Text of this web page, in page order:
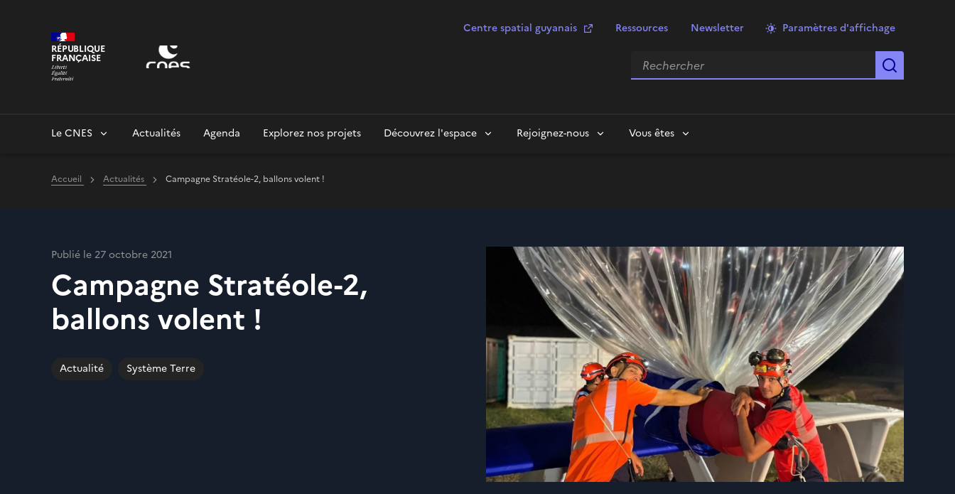
RÉPUBLIQUE
FRANÇAISE
Centre spatial guyanais Ressources Newsletter Paramètres d'affichage
Rechercher
Le CNES Actualités Agenda Explorez nos projets Découvrez l'espace Rejoignez-nous Vous êtes
Accueil Actualités Campagne Stratéole-2, ballons volent !
Publié le 27 octobre 2021
Campagne Stratéole-2,
ballons volent !
Actualité Système Terre